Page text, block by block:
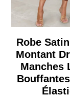
Robe
Montant
Manches